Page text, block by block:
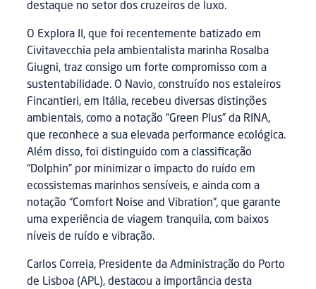
destaque no setor dos cruzeiros de luxo.
O Explora II, que foi recentemente batizado em
Civitavecchia pela ambientalista marinha Rosalba
Giugni, traz consigo um forte compromisso com a
sustentabilidade. O Navio, construído nos estaleiros
Fincantieri, em Itália, recebeu diversas distinções
ambientais, como a notação “Green Plus” da RINA,
que reconhece a sua elevada performance ecológica.
Além disso, foi distinguido com a classificação
“Dolphin” por minimizar o impacto do ruído em
ecossistemas marinhos sensíveis, e ainda com a
notação “Comfort Noise and Vibration”, que garante
uma experiência de viagem tranquila, com baixos
níveis de ruído e vibração.
Carlos Correia, Presidente da Administração do Porto
de Lisboa (APL), destacou a importância desta